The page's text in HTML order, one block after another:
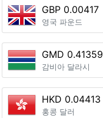
GBP 0.00417
영국 파운드
GMD 0.41359
감비아 달라시
HKD 0.04413
홍콩 달러